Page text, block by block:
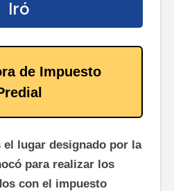
Iró
de Impuesto
lugar designado por la
para realizar los
con el impuesto